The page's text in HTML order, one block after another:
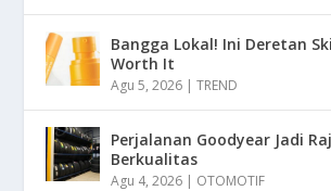
Bangga Lokal! Ini Deretan
Worth It
Agu 5, 2026 |TREND
Perjalanan Goodyear Jadi
Berkualitas
Agu 4, 2026 | OTOMOTIF